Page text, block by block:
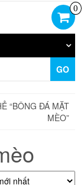
0
GO
“BÔNG ĐÁ MẶT
MÈO”